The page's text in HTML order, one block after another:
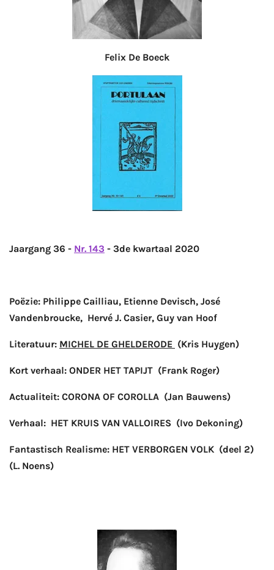
Felix De Boeck
Jaargang 36 - Nr. 143 - 3de kwartaal 2020
Poëzie: Philippe Cailliau, Etienne Devisch, José
Vandenbroucke, Hervé J. Casier, Guy van Hoof
Literatuur: MICHEL DE GHELDERODE (Kris Huygen)
Kort verhaal: ONDER HET TAPIJT (Frank Roger)
Actualiteit: CORONA OF COROLLA (Jan Bauwens)
Verhaal: HET KRUIS VAN VALLOIRES (Ivo Dekoning)
Fantastisch Realisme: HET VERBORGEN VOLK (deel 2)
(L. Noens)